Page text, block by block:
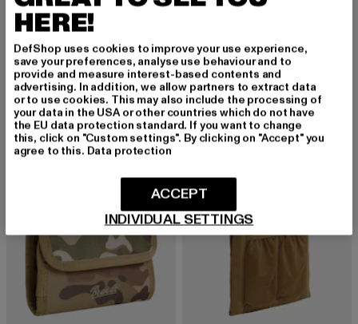
MISTER TEE
Pizza Art
20,99 EUR
Derzeitiger Preis: 20,99 EUR
29,99 EURAktionspreis: 29,99 EUR
Lit
12,00 EUR
Derzeitiger Preis: 12,00 EUR
29,99 EURAktionspreis:
HERE!
DefShop uses cookies to improve your use experience,
save your preferences, analyse use behaviour and to
provide and measure interest-based contents and
advertising. In addition, we allow partners to extract data
or to use cookies. This may also include the processing of
your data in the USA or other countries which do not have
the EU data protection standard. If you want to change
this, click on "Custom settings". By clicking on "Accept" you
agree to this. Data protection
INDIVIDUAL SETTINGS
ACCEPT